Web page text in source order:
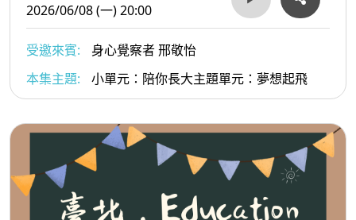
2026/06/08 (一) 20:00
受邀來賓:
身心覺察者 邢敬怡
本集主題:
小單元：陪你長大主題單元：夢想起飛